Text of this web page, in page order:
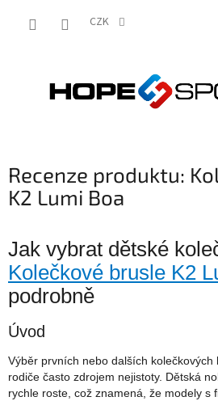
CZK
Recenze produktu:
K2 Lumi Boa
Jak vybrat dětské
Kolečkové brusle K2
podrobně
Úvod
Výběr prvních nebo dalších
rodiče často zdrojem nejistoty. Dětská
rychle roste, což znamená, že modely s